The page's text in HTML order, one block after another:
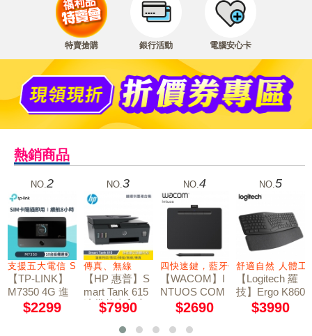
特賣搶購 銀行活動 電腦安心卡
熱銷商品
選擇
NO. 2
支援五大電信 SD卡
【TP-LINK】
M7350 4G 進
階版 LTE 行動
$2299
NO.3
傳真、無線
【HP 惠普】S
mart Tank 615
連供傳真印表
機 All-in-One
$7990
NO. 4
四快速鍵，藍牙傳輸功能
【WACOM】I
NTUOS COM
FORT SMALL
繪圖板 CTL-41
00WL 藍牙版
$2690
NO.5
舒適自然 人體
【Logitech 羅
技】Ergo K860
藍牙人體工學
$3990